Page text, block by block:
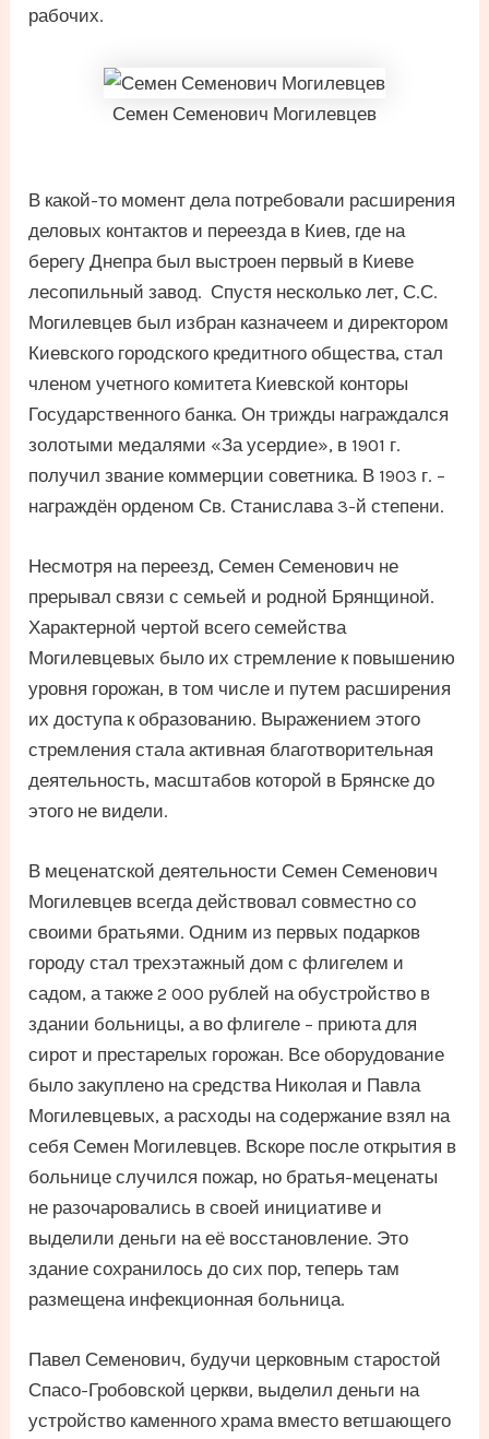
рабочих.
Семен Семенович Могилевцев
В какой-то момент дела потребовали расширения
деловых контактов и переезда в Киев, где на
берегу Днепра был выстроен первый в Киеве
лесопильный завод. Спустя несколько лет, С.С.
Могилевцев был избран казначеем и директором
Киевского городского кредитного общества, стал
членом учетного комитета Киевской конторы
Государственного банка. Он трижды награждался
золотыми медалями «За усердие», в 1901 г.
получил звание коммерции советника. В 1903 г. –
награждён орденом Св. Станислава 3-й степени.
Несмотря на переезд, Семен Семенович не
прерывал связи с семьей и родной Брянщиной.
Характерной чертой всего семейства
Могилевцевых было их стремление к повышению
уровня горожан, в том числе и путем расширения
их доступа к образованию. Выражением этого
стремления стала активная благотворительная
деятельность, масштабов которой в Брянске до
этого не видели.
В меценатской деятельности Семен Семенович
Могилевцев всегда действовал совместно со
своими братьями. Одним из первых подарков
городу стал трехэтажный дом с флигелем и
садом, а также 2 000 рублей на обустройство в
здании больницы, а во флигеле – приюта для
сирот и престарелых горожан. Все оборудование
было закуплено на средства Николая и Павла
Могилевцевых, а расходы на содержание взял на
себя Семен Могилевцев. Вскоре после открытия в
больнице случился пожар, но братья-меценаты
не разочаровались в своей инициативе и
выделили деньги на её восстановление. Это
здание сохранилось до сих пор, теперь там
размещена инфекционная больница.
Павел Семенович, будучи церковным старостой
Спасо-Гробовской церкви, выделил деньги на
устройство каменного храма вместо ветшающего